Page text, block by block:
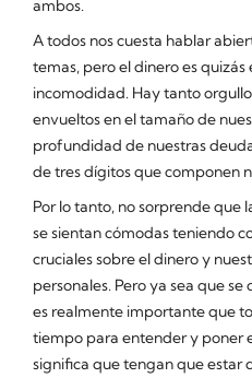
ambos.
A todos nos cuesta hablar
temas, pero el dinero es quizás
incomodidad. Hay tanto
envueltos en el tamaño de
profundidad de nuestras
de tres dígitos que componen
Por lo tanto, no sorprende que
se sientan cómodas teniendo
cruciales sobre el dinero y
personales. Pero ya sea que
es realmente importante que
tiempo para entender y poner
significa que tengan que estar